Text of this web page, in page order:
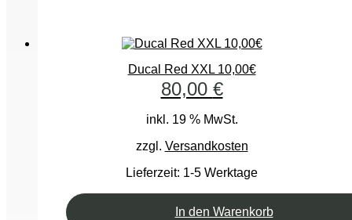
Ducal Red XXL 10,00€
80,00 €
inkl. 19 % MwSt.
zzgl. Versandkosten
Lieferzeit: 1-5 Werktage
In den Warenkorb